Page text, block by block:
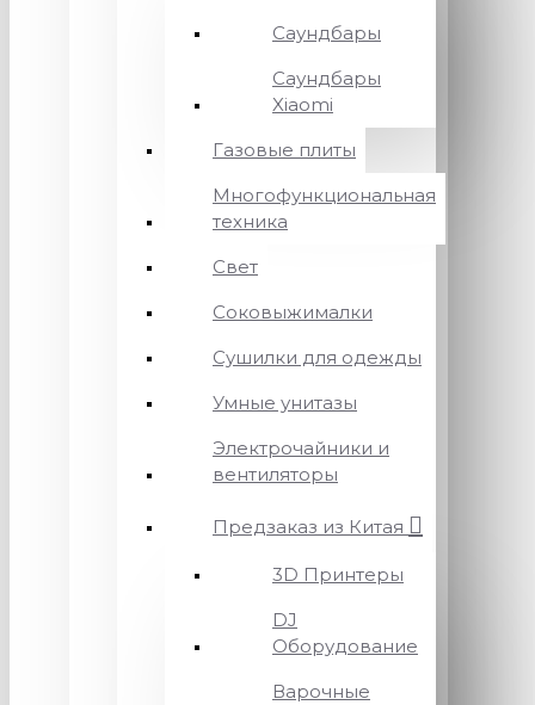
Саундбары
Саундбары
Xiaomi
Газовые плиты
Многофункциональная
техника
Свет
Соковыжималки
Сушилки для одежды
Умные унитазы
Электрочайники и
вентиляторы
Предзаказ из Китая
3D Принтеры
DJ
Оборудование
Варочные